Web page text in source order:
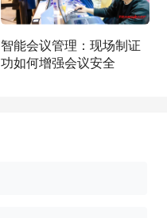
智能会议管理：现场制证
功如何增强会议安全